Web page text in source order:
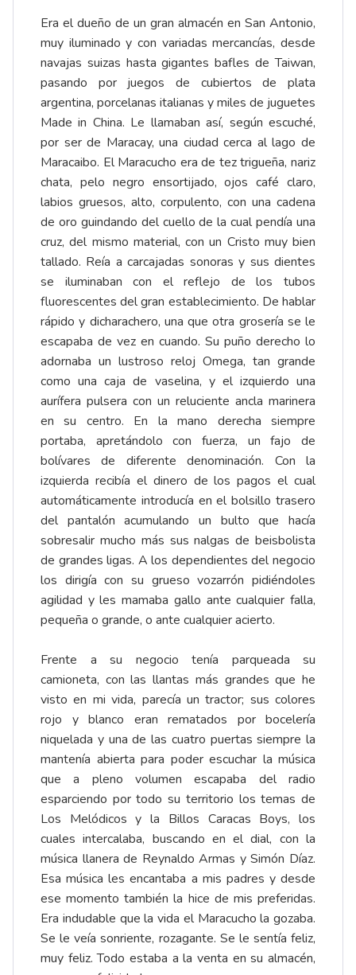
Era el dueño de un gran almacén en San Antonio,
muy iluminado y con variadas mercancías, desde
navajas suizas hasta gigantes bafles de Taiwan,
pasando por juegos de cubiertos de plata
argentina, porcelanas italianas y miles de juguetes
Made in China. Le llamaban así, según escuché,
por ser de Maracay, una ciudad cerca al lago de
Maracaibo. El Maracucho era de tez trigueña, nariz
chata, pelo negro ensortijado, ojos café claro,
labios gruesos, alto, corpulento, con una cadena
de oro guindando del cuello de la cual pendía una
cruz, del mismo material, con un Cristo muy bien
tallado. Reía a carcajadas sonoras y sus dientes
se iluminaban con el reflejo de los tubos
fluorescentes del gran establecimiento. De hablar
rápido y dicharachero, una que otra grosería se le
escapaba de vez en cuando. Su puño derecho lo
adornaba un lustroso reloj Omega, tan grande
como una caja de vaselina, y el izquierdo una
aurífera pulsera con un reluciente ancla marinera
en su centro. En la mano derecha siempre
portaba, apretándolo con fuerza, un fajo de
bolívares de diferente denominación. Con la
izquierda recibía el dinero de los pagos el cual
automáticamente introducía en el bolsillo trasero
del pantalón acumulando un bulto que hacía
sobresalir mucho más sus nalgas de beisbolista
de grandes ligas. A los dependientes del negocio
los dirigía con su grueso vozarrón pidiéndoles
agilidad y les mamaba gallo ante cualquier falla,
pequeña o grande, o ante cualquier acierto.
Frente a su negocio tenía parqueada su
camioneta, con las llantas más grandes que he
visto en mi vida, parecía un tractor; sus colores
rojo y blanco eran rematados por bocelería
niquelada y una de las cuatro puertas siempre la
mantenía abierta para poder escuchar la música
que a pleno volumen escapaba del radio
esparciendo por todo su territorio los temas de
Los Melódicos y la Billos Caracas Boys, los
cuales intercalaba, buscando en el dial, con la
música llanera de Reynaldo Armas y Simón Díaz.
Esa música les encantaba a mis padres y desde
ese momento también la hice de mis preferidas.
Era indudable que la vida el Maracucho la gozaba.
Se le veía sonriente, rozagante. Se le sentía feliz,
muy feliz. Todo estaba a la venta en su almacén,